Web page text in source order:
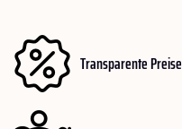
Transparente Preise